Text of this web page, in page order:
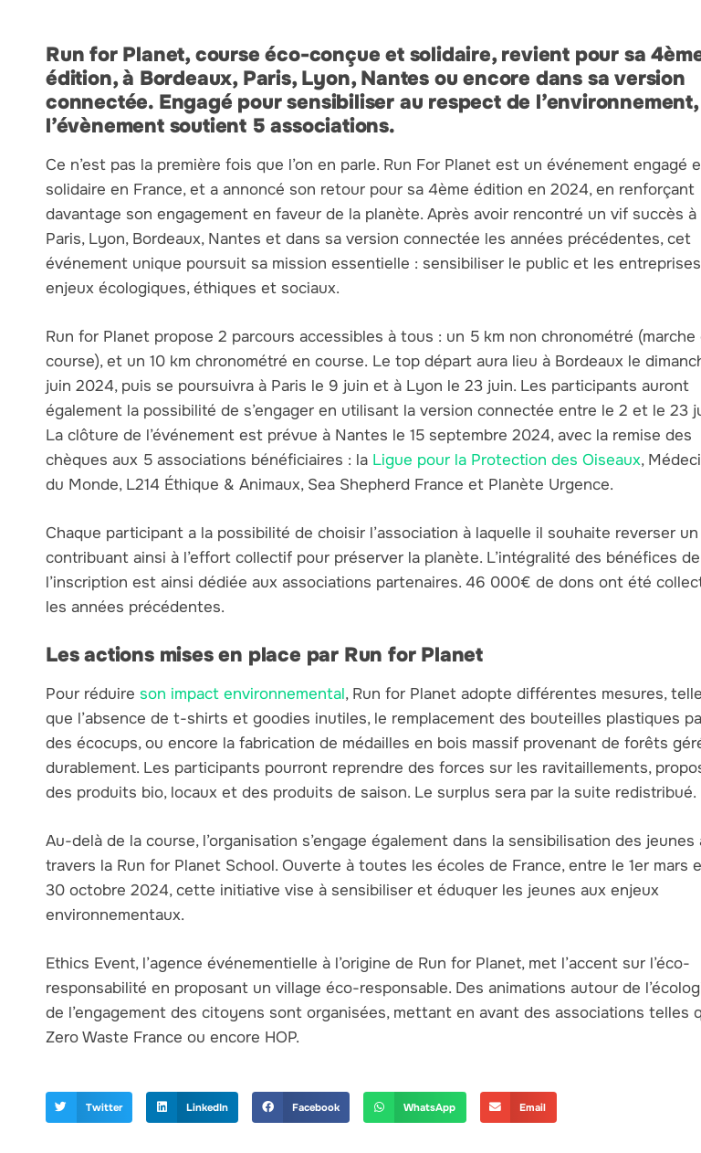
Run for Planet, course éco-conçue et solidaire, revient pour sa
édition, à Bordeaux, Paris, Lyon, Nantes ou encore dans sa version
connectée. Engagé pour sensibiliser au respect de l’environnement,
l’évènement soutient 5 associations.
Ce n’est pas la première fois que l’on en parle. Run For Planet est un événement engagé
solidaire en France, et a annoncé son retour pour sa 4ème édition en 2024, en renforçant
davantage son engagement en faveur de la planète. Après avoir rencontré un vif succès à
Paris, Lyon, Bordeaux, Nantes et dans sa version connectée les années précédentes, cet
événement unique poursuit sa mission essentielle : sensibiliser le public et les
enjeux écologiques, éthiques et sociaux.
Run for Planet propose 2 parcours accessibles à tous : un 5 km non chronométré (marche
course), et un 10 km chronométré en course. Le top départ aura lieu à Bordeaux le
juin 2024, puis se poursuivra à Paris le 9 juin et à Lyon le 23 juin. Les participants auront
également la possibilité de s’engager en utilisant la version connectée entre le 2 et le 23
La clôture de l’événement est prévue à Nantes le 15 septembre 2024, avec la remise des
chèques aux 5 associations bénéficiaires : la Ligue pour la Protection des Oiseaux,
du Monde, L214 Éthique & Animaux, Sea Shepherd France et Planète Urgence.
Chaque participant a la possibilité de choisir l’association à laquelle il souhaite reverser un
contribuant ainsi à l’effort collectif pour préserver la planète. L’intégralité des bénéfices de
l’inscription est ainsi dédiée aux associations partenaires. 46 000€ de dons ont été
les années précédentes.
Les actions mises en place par Run for Planet
Pour réduire son impact environnemental, Run for Planet adopte différentes mesures,
que l’absence de t-shirts et goodies inutiles, le remplacement des bouteilles plastiques
des écocups, ou encore la fabrication de médailles en bois massif provenant de forêts
durablement. Les participants pourront reprendre des forces sur les ravitaillements,
des produits bio, locaux et des produits de saison. Le surplus sera par la suite redistribué.
Au-delà de la course, l’organisation s’engage également dans la sensibilisation des jeunes
travers la Run for Planet School. Ouverte à toutes les écoles de France, entre le 1er mars
30 octobre 2024, cette initiative vise à sensibiliser et éduquer les jeunes aux enjeux
environnementaux.
Ethics Event, l’agence événementielle à l’origine de Run for Planet, met l’accent sur l’éco-
responsabilité en proposant un village éco-responsable. Des animations autour de
de l’engagement des citoyens sont organisées, mettant en avant des associations telles
Zero Waste France ou encore HOP.
Twitter LinkedIn Facebook WhatsApp Email